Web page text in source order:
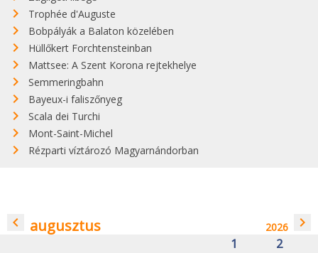
Trophée d'Auguste
Bobpályák a Balaton közelében
Hüllőkert Forchtensteinban
Mattsee: A Szent Korona rejtekhelye
Semmeringbahn
Bayeux-i faliszőnyeg
Scala dei Turchi
Mont-Saint-Michel
Rézparti víztározó Magyarnándorban
navigate_before augusztus 2026 navigate_next
1
2